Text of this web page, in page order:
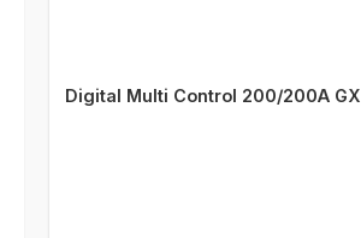
Digital Multi Control 200/200A GX